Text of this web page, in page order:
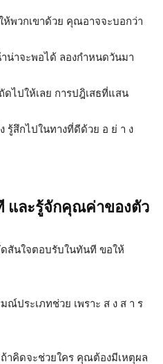
ห้พวกเขาด้วย คุณอาจจะบอกว่า
น่าจะพอได้ ลองกำหนดวันมา
ดไปให้เลย การปฎิเสธที่แสน
สึกไปในทางที่ดีด้วย อ ย่ า ง
และรู้จักคุณค่าของตัว
ดสันใจตอบรับในทันที ขอให้
ณ์ประเภทช่วย เพราะ ส ง ส า ร
าคิดจะช่วยใคร คุณต้องมีเหตุผล